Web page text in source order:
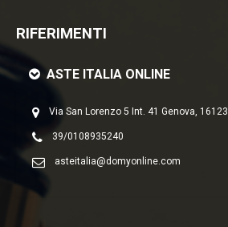
RIFERIMENTI
ASTE ITALIA ONLINE
Via San Lorenzo 5 Int. 41 Genova, 16123
39/0108935240
asteitalia@domyonline.com